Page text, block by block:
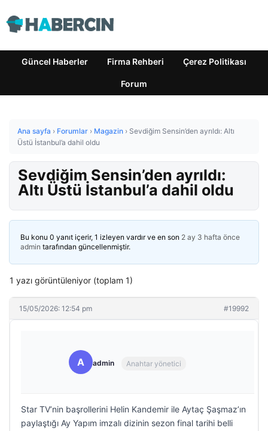
Güncel Haberler Firma Rehberi Çerez Politikası
Forum
Ana sayfa › Forumlar › Magazin › Sevdiğim Sensin’den ayrıldı: Altı
Üstü İstanbul’a dahil oldu
Sevdiğim Sensin’den ayrıldı:
Altı Üstü İstanbul’a dahil oldu
Bu konu 0 yanıt içerir, 1 izleyen vardır ve en son 2 ay 3 hafta önce
admin tarafından güncellenmiştir.
1 yazı görüntüleniyor (toplam 1)
15/05/2026: 12:54 pm #19992
A admin Anahtar yönetici
Star TV’nin başrollerini Helin Kandemir ile Aytaç Şaşmaz’ın
paylaştığı Ay Yapım imzalı dizinin sezon final tarihi belli